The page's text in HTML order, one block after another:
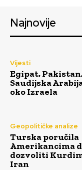
Najnovije
Vijesti
Egipat,
Saudijska
oko Izraela
Geopolitičke analize
Turska poručila
Amerikancima
dozvoliti
Iran